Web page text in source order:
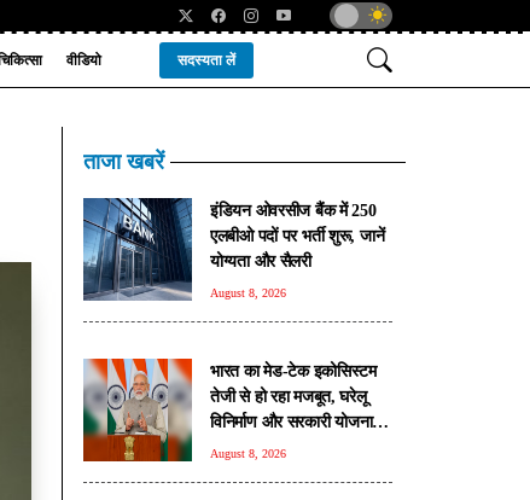
वीडियो सदस्यता लें
ताजा खबरें
इंडियन ओवरसीज बैंक में 250
एलबीओ पदों पर भर्ती शुरू, जानें
योग्यता और सैलरी
August 8, 2026
भारत का मेड-टेक इकोसिस्टम
तेजी से हो रहा मजबूत, घरेलू
विनिर्माण और सरकारी योजनाओं
से मिली नई ताकत: पीएम मोदी
August 8, 2026